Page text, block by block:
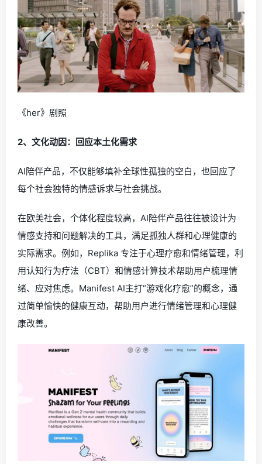
《her》剧照
2、文化动因：回应本土化需求
AI陪伴产品，不仅能够填补全球性孤独的空白，也回应了
每个社会独特的情感诉求与社会挑战。
在欧美社会，个体化程度较高，AI陪伴产品往往被设计为
情感支持和问题解决的工具，满足孤独人群和心理健康的
实际需求。例如，Replika 专注于心理疗愈和情绪管理，利
用认知行为疗法（CBT）和情感计算技术帮助用户梳理情
绪、应对焦虑。Manifest AI主打“游戏化疗愈”的概念，通
过简单愉快的健康互动，帮助用户进行情绪管理和心理健
康改善。